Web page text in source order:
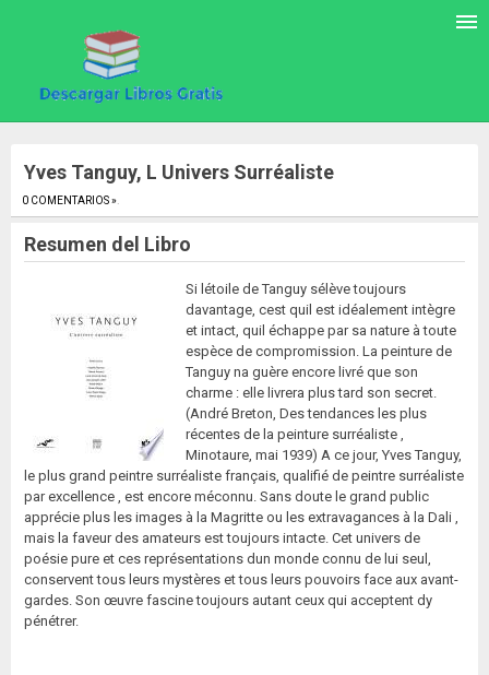
Yves Tanguy, L Univers Surréaliste
0 COMENTARIOS ».
Resumen del Libro
Si létoile de Tanguy sélève toujours
davantage, cest quil est idéalement intègre
et intact, quil échappe par sa nature à toute
espèce de compromission. La peinture de
Tanguy na guère encore livré que son
charme : elle livrera plus tard son secret.
(André Breton, Des tendances les plus
récentes de la peinture surréaliste ,
Minotaure, mai 1939) A ce jour, Yves Tanguy,
le plus grand peintre surréaliste français, qualifié de peintre surréaliste
par excellence , est encore méconnu. Sans doute le grand public
apprécie plus les images à la Magritte ou les extravagances à la Dali ,
mais la faveur des amateurs est toujours intacte. Cet univers de
poésie pure et ces représentations dun monde connu de lui seul,
conservent tous leurs mystères et tous leurs pouvoirs face aux avant-
gardes. Son œuvre fascine toujours autant ceux qui acceptent dy
pénétrer.